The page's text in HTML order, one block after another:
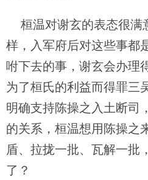
桓温对谢玄的表态很满
样，入军府后对这些事都
咐下去的事，谢玄会办理
为了桓氏的利益而得罪三
明确支持陈操之入土断司
的关系，桓温想用陈操之
盾、拉拢一批、瓦解一批
了？